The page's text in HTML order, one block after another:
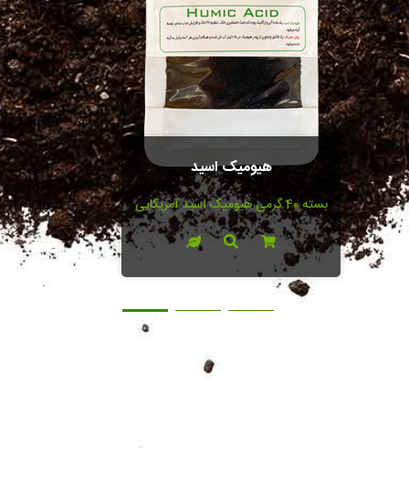
پَک کود ارگانیک پاورفید + هیومیک اسید
دو پَک بزرگ و کوچک